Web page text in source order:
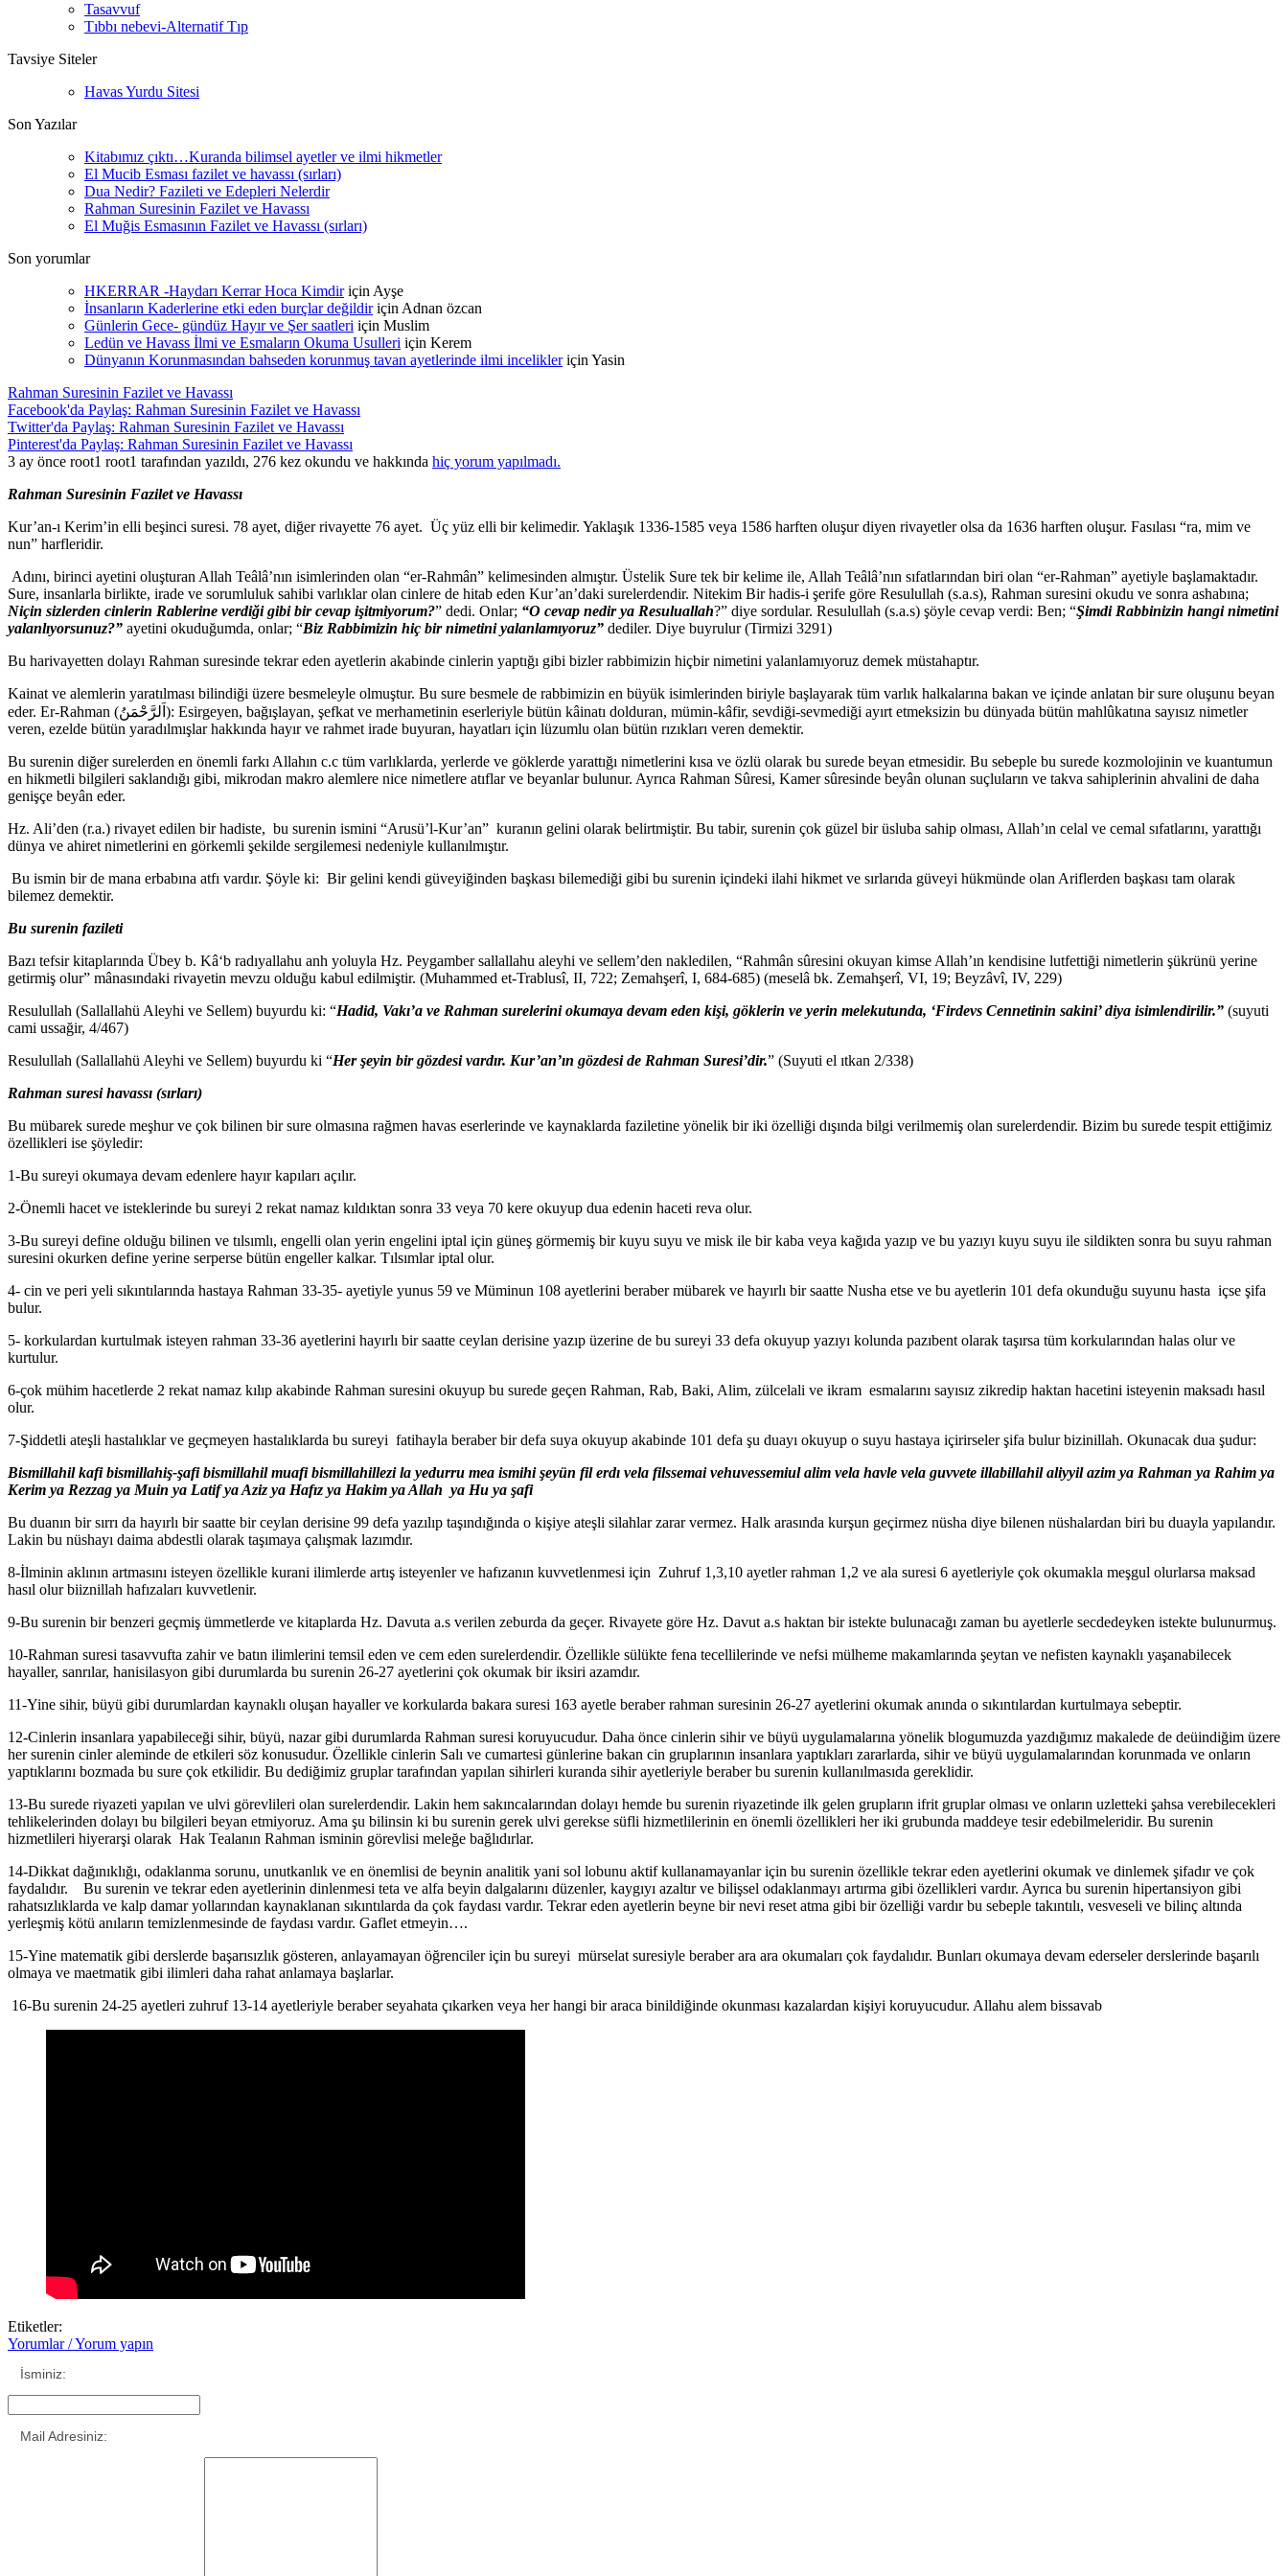
Tasavvuf
Tıbbı nebevi-Alternatif Tıp
Tavsiye Siteler
Havas Yurdu Sitesi
Son Yazılar
Kitabımız çıktı…Kuranda bilimsel ayetler ve ilmi hikmetler
El Mucib Esması fazilet ve havassı (sırları)
Dua Nedir? Fazileti ve Edepleri Nelerdir
Rahman Suresinin Fazilet ve Havassı
El Muğis Esmasının Fazilet ve Havassı (sırları)
Son yorumlar
HKERRAR -Haydarı Kerrar Hoca Kimdiriçin Ayşe
İnsanların Kaderlerine etki eden burçlar değildiriçin Adnan özcan
Günlerin Gece- gündüz Hayır ve Şer saatleri için Muslim
Ledün ve Havass İlmi ve Esmaların Okuma Usulleri için Kerem
Dünyanın Korunmasından bahseden korunmuş tavan ayetlerinde ilmi incelikleriçin Yasin
Rahman Suresinin Fazilet ve Havassı
Facebook'da Paylaş: Rahman Suresinin Fazilet ve Havassı
Twitter'da Paylaş: Rahman Suresinin Fazilet ve Havassı
Pinterest'da Paylaş: Rahman Suresinin Fazilet ve Havassı
3 ay önce root1 root1 tarafından yazıldı, 276 kez okundu ve hakkında hiç yorum yapılmadı.
Rahman Suresinin Fazilet ve Havassı
Kur’an-ı Kerim’in elli beşinci suresi. 78 ayet, diğer rivayette 76 ayet. Üç yüz elli bir kelimedir. Yaklaşık 1336-1585 veya 1586 harften oluşur diyen rivayetler olsa da 1636 harften oluşur. Fasılası “ra, mim ve
nun” harfleridir.
Adını, birinci ayetini oluşturan Allah Teâlâ’nın isimlerinden olan “er-Rahmân” kelimesinden almıştır. Üstelik Sure tek bir kelime ile, Allah Teâlâ’nın sıfatlarından biri olan “er-Rahman” ayetiyle başlamaktadır.
Sure, insanlarla birlikte, irade ve sorumluluk sahibi varlıklar olan cinlere de hitab eden Kur’an’daki surelerdendir. Nitekim Bir hadis-i şerife göre Resulullah (s.a.s), Rahman suresini okudu ve sonra ashabına;
Niçin sizlerden cinlerin Rablerine verdiği gibi bir cevap işitmiyorum?” dedi. Onlar; “O cevap nedir ya Resuluallah?” diye sordular. Resulullah (s.a.s) şöyle cevap verdi: Ben; “Şimdi Rabbinizin hangi nimetini
yalanlıyorsunuz?” ayetini okuduğumda, onlar; “Biz Rabbimizin hiç bir nimetini yalanlamıyoruz” dediler. Diye buyrulur (Tirmizi 3291)
Bu harivayetten dolayı Rahman suresinde tekrar eden ayetlerin akabinde cinlerin yaptığı gibi bizler rabbimizin hiçbir nimetini yalanlamıyoruz demek müstahaptır.
Kainat ve alemlerin yaratılması bilindiği üzere besmeleyle olmuştur. Bu sure besmele de rabbimizin en büyük isimlerinden biriyle başlayarak tüm varlık halkalarına bakan ve içinde anlatan bir sure oluşunu beyan
eder. Er-Rahman (اَلرَّحْمَنُ): Esirgeyen, bağışlayan, şefkat ve merhametinin eserleriyle bütün kâinatı dolduran, mümin-kâfir, sevdiği-sevmediği ayırt etmeksizin bu dünyada bütün mahlûkatına sayısız nimetler
veren, ezelde bütün yaradılmışlar hakkında hayır ve rahmet irade buyuran, hayatları için lüzumlu olan bütün rızıkları veren demektir.
Bu surenin diğer surelerden en önemli farkı Allahın c.c tüm varlıklarda, yerlerde ve göklerde yarattığı nimetlerini kısa ve özlü olarak bu surede beyan etmesidir. Bu sebeple bu surede kozmolojinin ve kuantumun
en hikmetli bilgileri saklandığı gibi, mikrodan makro alemlere nice nimetlere atıflar ve beyanlar bulunur. Ayrıca Rahman Sûresi, Kamer sûresinde beyân olunan suçluların ve takva sahiplerinin ahvalini de daha
genişçe beyân eder.
Hz. Ali’den (r.a.) rivayet edilen bir hadiste, bu surenin ismini “Arusü’l-Kur’an” kuranın gelini olarak belirtmiştir. Bu tabir, surenin çok güzel bir üsluba sahip olması, Allah’ın celal ve cemal sıfatlarını, yarattığı
dünya ve ahiret nimetlerini en görkemli şekilde sergilemesi nedeniyle kullanılmıştır.
Bu ismin bir de mana erbabına atfı vardır. Şöyle ki: Bir gelini kendi güveyiğinden başkası bilemediği gibi bu surenin içindeki ilahi hikmet ve sırlarıda güveyi hükmünde olan Ariflerden başkası tam olarak
bilemez demektir.
Bu surenin fazileti
Bazı tefsir kitaplarında Übey b. Kâ‘b radıyallahu anh yoluyla Hz. Peygamber sallallahu aleyhi ve sellem’den nakledilen, “Rahmân sûresini okuyan kimse Allah’ın kendisine lutfettiği nimetlerin şükrünü yerine
getirmiş olur” mânasındaki rivayetin mevzu olduğu kabul edilmiştir. (Muhammed et-Trablusî, II, 722; Zemahşerî, I, 684-685) (meselâ bk. Zemahşerî, VI, 19; Beyzâvî, IV, 229)
Resulullah (Sallallahü Aleyhi ve Sellem) buyurdu ki: “Hadid, Vakı’a ve Rahman surelerini okumaya devam eden kişi, göklerin ve yerin melekutunda, ‘Firdevs Cennetinin sakini’ diya isimlendirilir.” (suyuti
cami ussağir, 4/467)
Resulullah (Sallallahü Aleyhi ve Sellem) buyurdu ki “Her şeyin bir gözdesi vardır. Kur’an’ın gözdesi de Rahman Suresi’dir.” (Suyuti el ıtkan 2/338)
Rahman suresi havassı (sırları)
Bu mübarek surede meşhur ve çok bilinen bir sure olmasına rağmen havas eserlerinde ve kaynaklarda faziletine yönelik bir iki özelliği dışında bilgi verilmemiş olan surelerdendir. Bizim bu surede tespit ettiğimiz
özellikleri ise şöyledir:
1-Bu sureyi okumaya devam edenlere hayır kapıları açılır.
2-Önemli hacet ve isteklerinde bu sureyi 2 rekat namaz kıldıktan sonra 33 veya 70 kere okuyup dua edenin haceti reva olur.
3-Bu sureyi define olduğu bilinen ve tılsımlı, engelli olan yerin engelini iptal için güneş görmemiş bir kuyu suyu ve misk ile bir kaba veya kağıda yazıp ve bu yazıyı kuyu suyu ile sildikten sonra bu suyu rahman
suresini okurken define yerine serperse bütün engeller kalkar. Tılsımlar iptal olur.
4- cin ve peri yeli sıkıntılarında hastaya Rahman 33-35- ayetiyle yunus 59 ve Müminun 108 ayetlerini beraber mübarek ve hayırlı bir saatte Nusha etse ve bu ayetlerin 101 defa okunduğu suyunu hasta içse şifa
bulur.
5- korkulardan kurtulmak isteyen rahman 33-36 ayetlerini hayırlı bir saatte ceylan derisine yazıp üzerine de bu sureyi 33 defa okuyup yazıyı kolunda pazıbent olarak taşırsa tüm korkularından halas olur ve
kurtulur.
6-çok mühim hacetlerde 2 rekat namaz kılıp akabinde Rahman suresini okuyup bu surede geçen Rahman, Rab, Baki, Alim, zülcelali ve ikram esmalarını sayısız zikredip haktan hacetini isteyenin maksadı hasıl
olur.
7-Şiddetli ateşli hastalıklar ve geçmeyen hastalıklarda bu sureyi fatihayla beraber bir defa suya okuyup akabinde 101 defa şu duayı okuyup o suyu hastaya içirirseler şifa bulur bizinillah. Okunacak dua şudur:
Bismillahil kafi bismillahiş-şafi bismillahil muafi bismillahillezi la yedurru mea ismihi şeyün fil erdı vela filssemai vehuvessemiul alim vela havle vela guvvete illabillahil aliyyil azim ya Rahman ya Rahim ya
Kerim ya Rezzag ya Muin ya Latif ya Aziz ya Hafız ya Hakim ya Allah ya Hu ya şafi
Bu duanın bir sırrı da hayırlı bir saatte bir ceylan derisine 99 defa yazılıp taşındığında o kişiye ateşli silahlar zarar vermez. Halk arasında kurşun geçirmez nüsha diye bilenen nüshalardan biri bu duayla yapılandır.
Lakin bu nüshayı daima abdestli olarak taşımaya çalışmak lazımdır.
8-İlminin aklının artmasını isteyen özellikle kurani ilimlerde artış isteyenler ve hafızanın kuvvetlenmesi için Zuhruf 1,3,10 ayetler rahman 1,2 ve ala suresi 6 ayetleriyle çok okumakla meşgul olurlarsa maksad
hasıl olur biiznillah hafızaları kuvvetlenir.
9-Bu surenin bir benzeri geçmiş ümmetlerde ve kitaplarda Hz. Davuta a.s verilen zeburda da geçer. Rivayete göre Hz. Davut a.s haktan bir istekte bulunacağı zaman bu ayetlerle secdedeyken istekte bulunurmuş.
10-Rahman suresi tasavvufta zahir ve batın ilimlerini temsil eden ve cem eden surelerdendir. Özellikle sülükte fena tecellilerinde ve nefsi mülheme makamlarında şeytan ve nefisten kaynaklı yaşanabilecek
hayaller, sanrılar, hanisilasyon gibi durumlarda bu surenin 26-27 ayetlerini çok okumak bir iksiri azamdır.
11-Yine sihir, büyü gibi durumlardan kaynaklı oluşan hayaller ve korkularda bakara suresi 163 ayetle beraber rahman suresinin 26-27 ayetlerini okumak anında o sıkıntılardan kurtulmaya sebeptir.
12-Cinlerin insanlara yapabileceği sihir, büyü, nazar gibi durumlarda Rahman suresi koruyucudur. Daha önce cinlerin sihir ve büyü uygulamalarına yönelik blogumuzda yazdığımız makalede de deüindiğim üzere
her surenin cinler aleminde de etkileri söz konusudur. Özellikle cinlerin Salı ve cumartesi günlerine bakan cin gruplarının insanlara yaptıkları zararlarda, sihir ve büyü uygulamalarından korunmada ve onların
yaptıklarını bozmada bu sure çok etkilidir. Bu dediğimiz gruplar tarafından yapılan sihirleri kuranda sihir ayetleriyle beraber bu surenin kullanılmasıda gereklidir.
13-Bu surede riyazeti yapılan ve ulvi görevlileri olan surelerdendir. Lakin hem sakıncalarından dolayı hemde bu surenin riyazetinde ilk gelen grupların ifrit gruplar olması ve onların uzletteki şahsa verebilecekleri
tehlikelerinden dolayı bu bilgileri beyan etmiyoruz. Ama şu bilinsin ki bu surenin gerek ulvi gerekse süfli hizmetlilerinin en önemli özellikleri her iki grubunda maddeye tesir edebilmeleridir. Bu surenin
hizmetlileri hiyerarşi olarak Hak Tealanın Rahman isminin görevlisi meleğe bağlıdırlar.
14-Dikkat dağınıklığı, odaklanma sorunu, unutkanlık ve en önemlisi de beynin analitik yani sol lobunu aktif kullanamayanlar için bu surenin özellikle tekrar eden ayetlerini okumak ve dinlemek şifadır ve çok
faydalıdır. Bu surenin ve tekrar eden ayetlerinin dinlenmesi teta ve alfa beyin dalgalarını düzenler, kaygıyı azaltır ve bilişsel odaklanmayı artırma gibi özellikleri vardır. Ayrıca bu surenin hipertansiyon gibi
rahatsızlıklarda ve kalp damar yollarından kaynaklanan sıkıntılarda da çok faydası vardır. Tekrar eden ayetlerin beyne bir nevi reset atma gibi bir özelliği vardır bu sebeple takıntılı, vesveseli ve bilinç altında
yerleşmiş kötü anıların temizlenmesinde de faydası vardır. Gaflet etmeyin….
15-Yine matematik gibi derslerde başarısızlık gösteren, anlayamayan öğrenciler için bu sureyi mürselat suresiyle beraber ara ara okumaları çok faydalıdır. Bunları okumaya devam ederseler derslerinde başarılı
olmaya ve maetmatik gibi ilimleri daha rahat anlamaya başlarlar.
16-Bu surenin 24-25 ayetleri zuhruf 13-14 ayetleriyle beraber seyahata çıkarken veya her hangi bir araca binildiğinde okunması kazalardan kişiyi koruyucudur. Allahu alem bissavab
Etiketler:
Yorumlar / Yorum yapın
İsminiz:
Mail Adresiniz: